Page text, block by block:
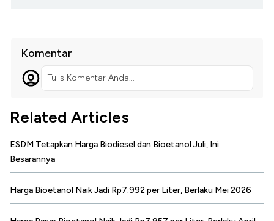
Komentar
Tulis Komentar Anda...
Related Articles
ESDM Tetapkan Harga Biodiesel dan Bioetanol Juli, Ini
Besarannya
Harga Bioetanol Naik Jadi Rp7.992 per Liter, Berlaku Mei 2026